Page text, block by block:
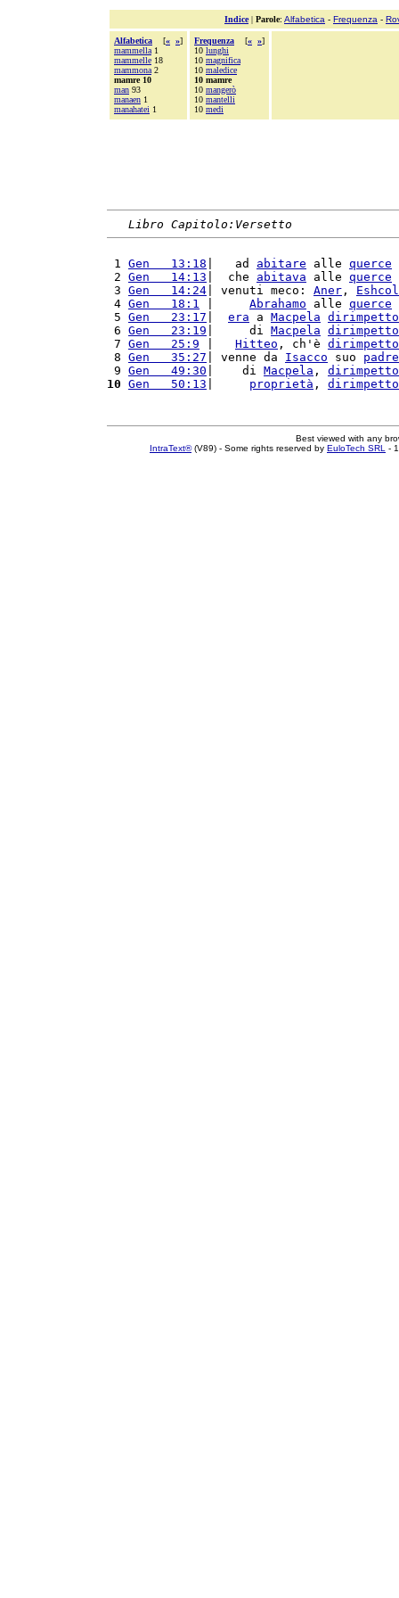
Indice| Parole: Alfabetica - Frequenza -
Alfabetica [« »]
mammella 1
mammelle 18
mammona 2
mamre 10
man 93
manaen 1
manahatei 1
Frequenza [« »]
10 lunghi
10 magnifica
10 maledice
10 mamre
10 mangerò
10 mantelli
10 medi
Libro Capitolo:Versetto
1 Gen   13:18 |   ad abitare alle querce
2 Gen   14:13 |  che abitava alle querce
3 Gen   14:24 | venuti meco: Aner , Eshcol
4 Gen   18:1 Abrahamo alle querce
5 Gen   23:17 era a Macpela dirimpetto
6 Gen   23:19 |     di Macpela dirimpetto
7 Gen   25:9 Hitteo , ch'è dirimpetto
8 Gen   35:27 | venne da Isacco suo padre
9 Gen   49:30 |    di Macpela , dirimpetto
10 Gen   50:13 proprietà , dirimpetto
Best viewed with any
IntraText®(V89) - Some rights reserved by EuloTech SRL -